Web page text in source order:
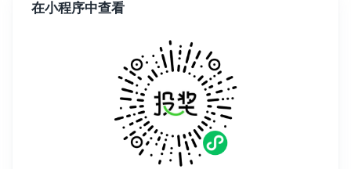
在小程序中查看